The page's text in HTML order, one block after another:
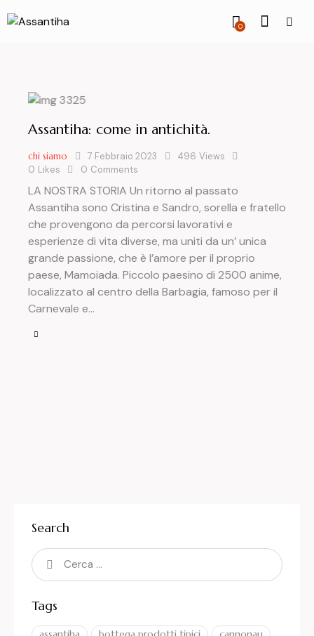
0
Assantiha: come in antichità.
chi siamo 7 Febbraio 2023 496 Views
0 Likes 0 Comments
LA NOSTRA STORIA Un ritorno al passato
Assantiha sono Cristina e Sandro, sorella e fratello
che provengono da percorsi lavorativi e
esperienze di vita diverse, ma uniti da un’ unica
grande passione, che è l’amore per il proprio
paese, Mamoiada. Piccolo paesino di 2500 anime,
localizzato al centro della Barbagia, famoso per il
Carnevale e…
Search
Tags